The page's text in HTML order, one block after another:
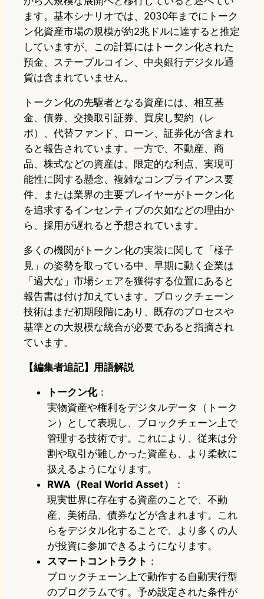
ます。基本シナリオでは、2030年までにトーク
ン化資産市場の規模が約2兆ドルに達すると推定
していますが、この計算にはトークン化された
預金、ステーブルコイン、中央銀行デジタル通
貨は含まれていません。
トークン化の先駆者となる資産には、相互基
金、債券、交換取引証券、買戻し契約（レ
ポ）、代替ファンド、ローン、証券化が含まれ
ると報告されています。一方で、不動産、商
品、株式などの資産は、限定的な利点、実現可
能性に関する懸念、複雑なコンプライアンス要
件、または業界の主要プレイヤーがトークン化
を追求するインセンティブの欠如などの理由か
ら、採用が遅れると予想されています。
多くの機関がトークン化の実装に関して「様子
見」の姿勢を取っている中、早期に動く企業は
「過大な」市場シェアを獲得する位置にあると
報告書は付け加えています。ブロックチェーン
技術はまだ初期段階にあり、既存のプロセスや
基準との大規模な統合が必要であると指摘され
ています。
【編集者追記】用語解説
トークン化：
実物資産や権利をデジタルデータ（トーク
ン）として表現し、ブロックチェーン上で
管理する技術です。これにより、従来は分
割や取引が難しかった資産も、より柔軟に
扱えるようになります。
RWA（Real World Asset）
：
現実世界に存在する資産のことで、不動
産、美術品、債券などが含まれます。これ
らをデジタル化することで、より多くの人
が投資に参加できるようになります。
スマートコントラクト ：
ブロックチェーン上で動作する自動実行型
のプログラムです。予め設定された条件が